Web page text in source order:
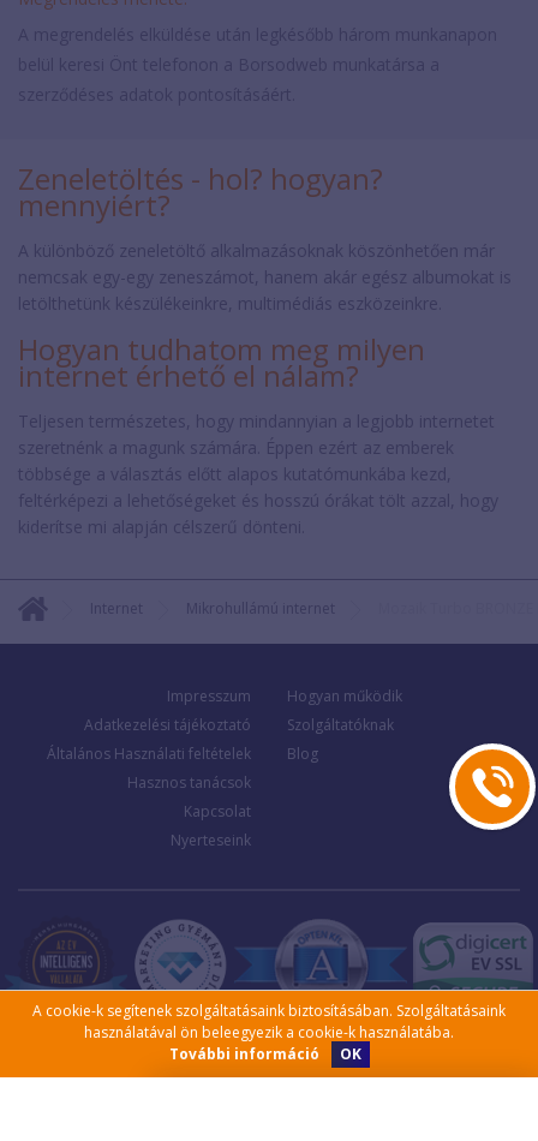
Zeneletöltés - hol? hogyan?
mennyiért?
A különböző zeneletöltő alkalmazásoknak köszönhetően már
nemcsak egy-egy zeneszámot, hanem akár egész albumokat is
letölthetünk készülékeinkre, multimédiás eszközeinkre.
Hogyan tudhatom meg milyen
internet érhető el nálam?
Teljesen természetes, hogy mindannyian a legjobb internetet
szeretnénk a magunk számára. Éppen ezért az emberek
többsége a választás előtt alapos kutatómunkába kezd,
feltérképezi a lehetőségeket és hosszú órákat tölt azzal, hogy
kiderítse mi alapján célszerű dönteni.
Internet Mikrohullámú internet
Impresszum
Adatkezelési tájékoztató
Általános Használati feltételek
Hasznos tanácsok
Kapcsolat
Nyerteseink
Hogyan működik
Szolgáltatóknak
Blog
A cookie-k segítenek szolgáltatásaink biztosításában. Szolgáltatásaink
használatával ön beleegyezik a cookie-k használatába.
További információ
OK